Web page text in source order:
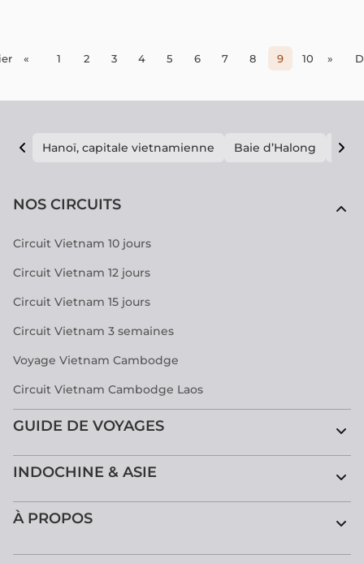
« 1 2 3 4 5 6 7 8 9 10 »
Hanoï, capitale vietnamienne Baie d’Halong E
NOS CIRCUITS
Circuit Vietnam 10 jours
Circuit Vietnam 12 jours
Circuit Vietnam 15 jours
Circuit Vietnam 3 semaines
Voyage Vietnam Cambodge
Circuit Vietnam Cambodge Laos
GUIDE DE VOYAGES
INDOCHINE & ASIE
À PROPOS